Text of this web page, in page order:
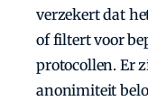
verzekert dat
of filtert voor
protocollen. Er
anonimiteit